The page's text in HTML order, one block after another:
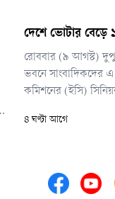
দেশে ভোটার বেড়ে
রোববার (৯ আগস্ট)
ভবনে সাংবাদিকদের এ
কমিশনের (ইসি)
৪ ঘণ্টা আগে